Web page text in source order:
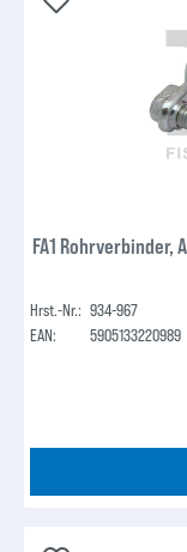
FA1 Rohrverbinder,
Hrst.-Nr.: 934-967
EAN:
5905133220989